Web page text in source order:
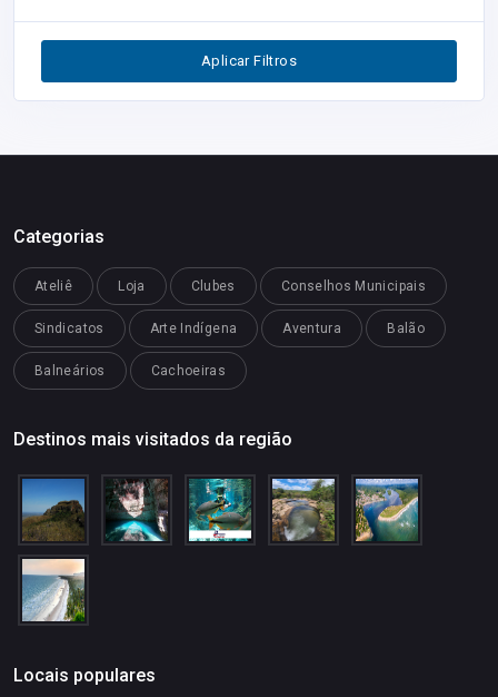
Aplicar Filtros
Categorias
Ateliê Loja Clubes Conselhos Municipais
Sindicatos Arte Indígena Aventura Balão
Balneários Cachoeiras
Destinos mais visitados da região
Locais populares